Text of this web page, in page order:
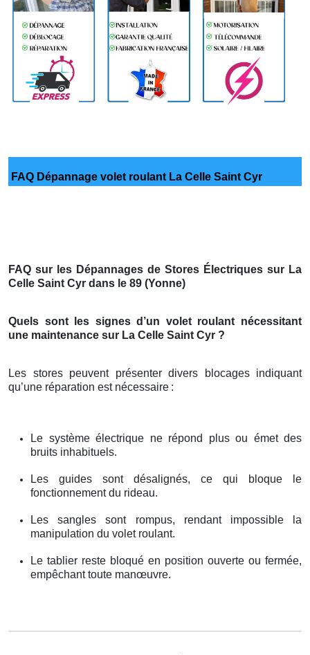
FAQ Dépannage volet roulant La Celle Saint Cyr
FAQ sur les Dépannages de Stores Électriques sur La
Celle Saint Cyr dans le 89 (Yonne)
Quels sont les signes d’un volet roulant nécessitant
une maintenance sur La Celle Saint Cyr ?
Les stores peuvent présenter divers blocages indiquant
qu’une réparation est nécessaire :
Le système électrique ne répond plus ou émet des
bruits inhabituels.
Les guides sont désalignés, ce qui bloque le
fonctionnement du rideau.
Les sangles sont rompus, rendant impossible la
manipulation du volet roulant.
Le tablier reste bloqué en position ouverte ou fermée,
empêchant toute manœuvre.